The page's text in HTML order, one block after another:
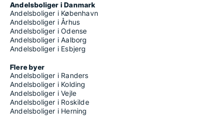
Andelsboliger i Danmark
Andelsboliger i København
Andelsboliger i Århus
Andelsboliger i Odense
Andelsboliger i Aalborg
Andelsboliger i Esbjerg
Flere byer
Andelsboliger i Randers
Andelsboliger i Kolding
Andelsboliger i Vejle
Andelsboliger i Roskilde
Andelsboliger i Herning